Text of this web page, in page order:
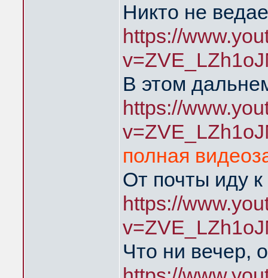
Никто не
https://
В этом
https://
полная
От почты иду
https://
Что ни вечер,